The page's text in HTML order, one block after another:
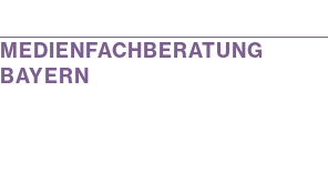
MEDIENFACHBERATUNG
BAYERN